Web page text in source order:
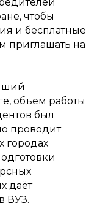
чтобы
и бесплатные
приглашать на
объем работы
был
проводит
городах
даёт
ВУЗ.